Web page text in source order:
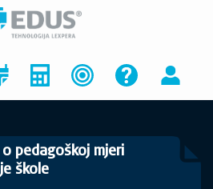
pedagoškoj mjeri
škole